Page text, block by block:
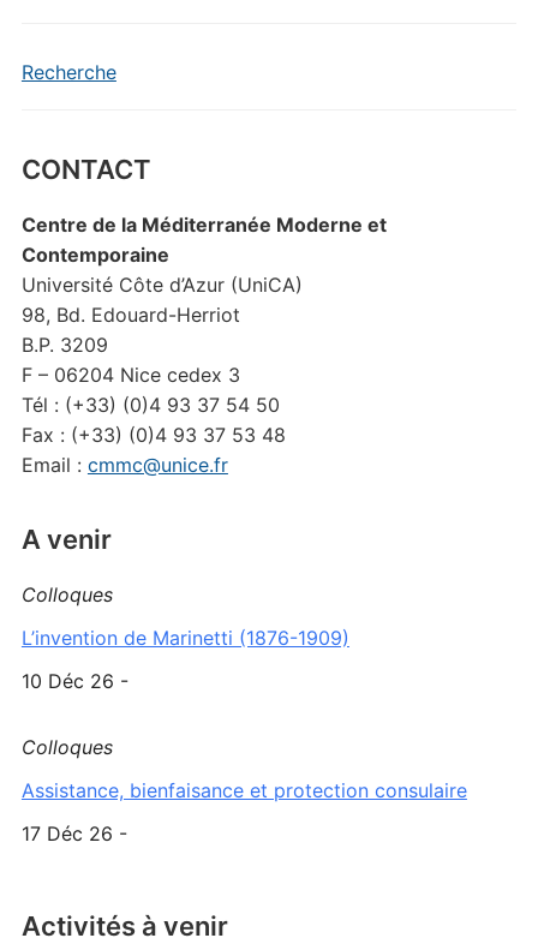
Recherche
CONTACT
Centre de la Méditerranée Moderne et
Contemporaine
Université Côte d’Azur (UniCA)
98, Bd. Edouard-Herriot
B.P. 3209
F – 06204 Nice cedex 3
Tél : (+33) (0)4 93 37 54 50
Fax : (+33) (0)4 93 37 53 48
Email : cmmc@unice.fr
A venir
Colloques
L’invention de Marinetti (1876-1909)
10 Déc 26 -
Colloques
Assistance, bienfaisance et protection consulaire
17 Déc 26 -
Activités à venir